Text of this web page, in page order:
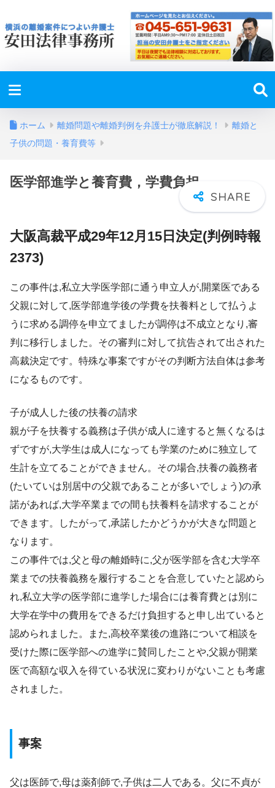
ホーム 離婚問題や離婚判例を弁護士が徹底解説！
離婚と
子供の問題・養育費等
医学部進学と養育費，学費負担
大阪高裁平成29年12月15日決定(判例時報
2373)
この事件は,私立大学医学部に通う申立人が,開業医である
父親に対して,医学部進学後の学費を扶養料として払うよ
うに求める調停を申立てましたが調停は不成立となり,審
判に移行しました。その審判に対して抗告されて出された
高裁決定です。特殊な事案ですがその判断方法自体は参考
になるものです。
子が成人した後の扶養の請求
親が子を扶養する義務は子供が成人に達すると無くなるは
ずですが,大学生は成人になっても学業のために独立して
生計を立てることができません。その場合,扶養の義務者
(たいていは別居中の父親であることが多いでしょう)の承
諾があれば,大学卒業までの間も扶養料を請求することが
できます。したがって,承諾したかどうかが大きな問題と
なります。
この事件では,父と母の離婚時に,父が医学部を含む大学卒
業までの扶養義務を履行することを合意していたと認めら
れ,私立大学の医学部に進学した場合には養育費とは別に
大学在学中の費用をできるだけ負担すると申し出ていると
認められました。また,高校卒業後の進路について相談を
受けた際に医学部への進学に賛同したことや,父親が開業
医で高額な収入を得ている状況に変わりがないことも考慮
されました。
事案
父は医師で,母は薬剤師で,子供は二人である。父に不貞が